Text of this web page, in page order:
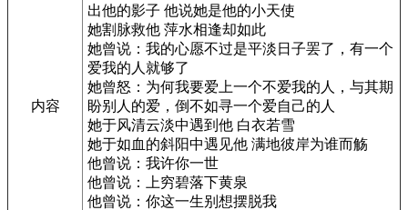
内容
出他的影子 他说她是他的小天使
她割脉救他 萍水相逢却如此
她曾说：我的心愿不过是平淡日子罢了，有一个
爱我的人就够了
她曾怒：为何我要爱上一个不爱我的人，与其期
盼别人的爱，倒不如寻一个爱自己的人
她于风清云淡中遇到他 白衣若雪
她于如血的斜阳中遇见他 满地彼岸为谁而觞
他曾说：我许你一世
他曾说：上穷碧落下黄泉
他曾说：你这一生别想摆脱我